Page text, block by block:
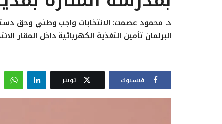
د. محمود عصمت: الانتخابات واجب وطني وحق
البرلمان تأمين التغذية الكهربائية داخل المقار
فيسبوك تويتر